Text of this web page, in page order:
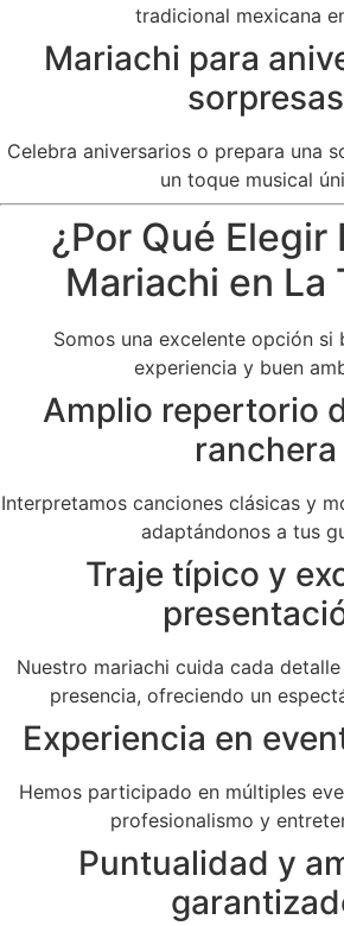
tradicional mexicana
Mariachi para
sorpresas
Celebra aniversarios o prepara una
un toque musical
¿Por Qué Elegir
Mariachi en La
Somos una excelente opción si
experiencia y buen
Amplio repertorio
ranchera
Interpretamos canciones clásicas y
adaptándonos a tus
Traje típico y
Nuestro mariachi cuida cada
presencia, ofreciendo un
Experiencia en
Hemos participado en múltiples
profesionalismo y
Puntualidad y